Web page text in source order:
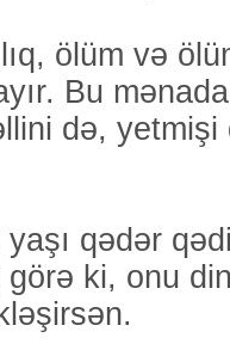
ölüm və
Bu
də,
yaşı qədər
görə ki, onu